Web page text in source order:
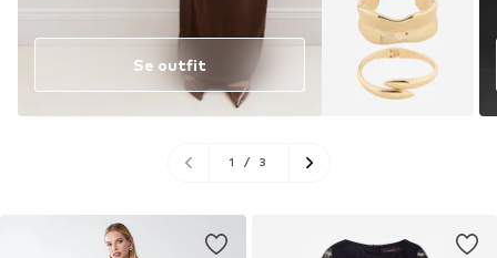
Se outfit
1 / 3